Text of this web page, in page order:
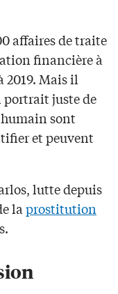
affaires de traite
financière à
2019. Mais il
portrait juste de
sont
et peuvent
lutte depuis
laprostitution